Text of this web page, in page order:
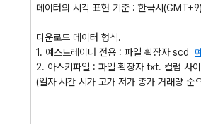
데이터의 시각 표현 기준 : 한국시
다운로드 데이터 형식.
1. 예스트레이더 전용 : 파일 확장자 scd
2. 아스키파일 : 파일 확장자 txt. 컬럼 사
(일자 시간 시가 고가 저가 종가 거래량 순